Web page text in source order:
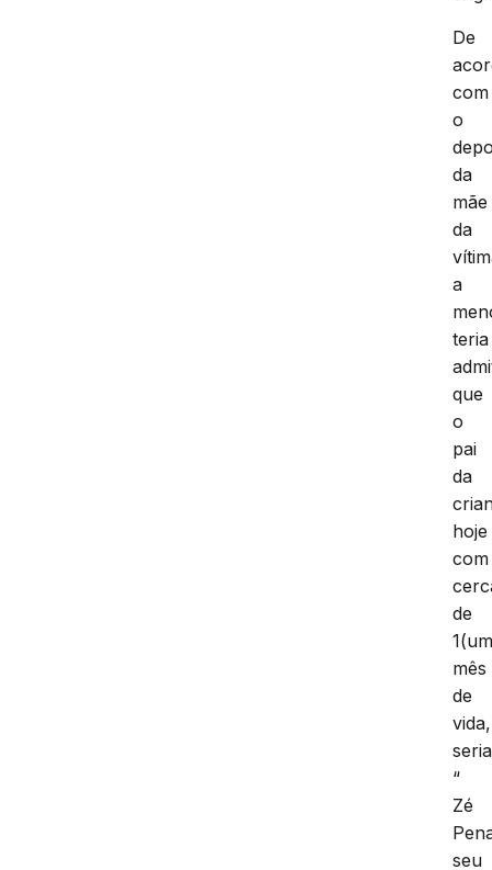
De
com
o
da
mãe
da
a
teria
que
o
pai
da
hoje
com
de
mês
de
vida,
seria
“
Zé
seu